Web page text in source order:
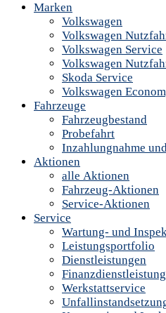
Marken
Volkswagen
Volkswagen
Volkswagen Service
Volkswagen
Skoda Service
Volkswagen
Fahrzeuge
Fahrzeugbestand
Probefahrt
Inzahlungnahme
Aktionen
alle Aktionen
Fahrzeug-Aktionen
Service-Aktionen
Service
Wartung- und
Leistungsportfolio
Dienstleistungen
Werkstattservice